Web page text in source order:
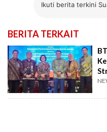
Ikuti berita terkini
BERITA TERKAIT